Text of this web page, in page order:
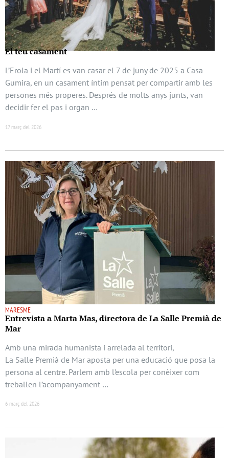
El teu casament
L’Erola i el Martí es van casar el 7 de juny de 2025 a Casa
Gumira, en un casament íntim pensat per compartir amb les
persones més properes. Després de molts anys junts, van
decidir fer el pas i organ …
17 març del 2026
MARESME
Entrevista a Marta Mas, directora de La Salle Premià de
Mar
Amb una mirada humanista i arrelada al territori,
La Salle Premià de Mar aposta per una educació que posa la
persona al centre. Parlem amb l’escola per conèixer com
treballen l’acompanyament …
6 març del 2026